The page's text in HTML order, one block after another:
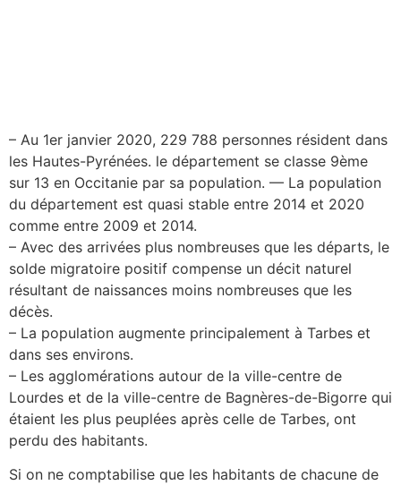
– Au 1er janvier 2020, 229 788 personnes résident dans
les Hautes-Pyrénées. le département se classe 9ème
sur 13 en Occitanie par sa population. — La population
du département est quasi stable entre 2014 et 2020
comme entre 2009 et 2014.
– Avec des arrivées plus nombreuses que les départs, le
solde migratoire positif compense un décit naturel
résultant de naissances moins nombreuses que les
décès.
– La population augmente principalement à Tarbes et
dans ses environs.
– Les agglomérations autour de la ville-centre de
Lourdes et de la ville-centre de Bagnères-de-Bigorre qui
étaient les plus peuplées après celle de Tarbes, ont
perdu des habitants.
Si on ne comptabilise que les habitants de chacune de